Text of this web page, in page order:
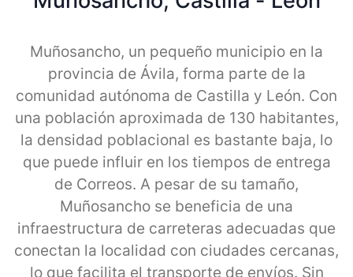
Muñosancho, un pequeño municipio en la
provincia de Ávila, forma parte de la
comunidad autónoma de Castilla y León. Con
una población aproximada de 130 habitantes,
la densidad poblacional es bastante baja, lo
que puede influir en los tiempos de entrega
de Correos. A pesar de su tamaño,
Muñosancho se beneficia de una
infraestructura de carreteras adecuadas que
conectan la localidad con ciudades cercanas,
lo que facilita el transporte de envíos. Sin